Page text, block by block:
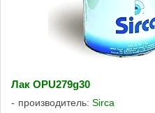
Лак OPU279g30
производитель: Sirca